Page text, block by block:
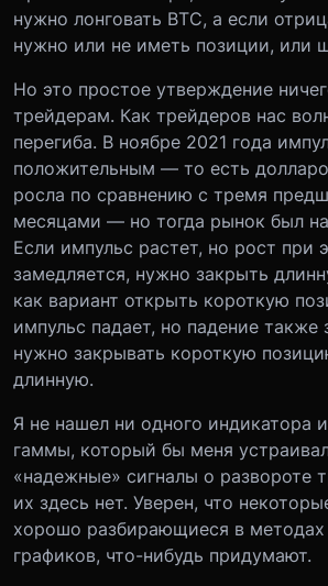
нужно лонговать BTC, а если
нужно или не иметь позиции, или
Но это простое утверждение
трейдерам. Как трейдеров нас
перегиба. В ноябре 2021 года
положительным — то есть
росла по сравнению с тремя
месяцами — но тогда рынок был
Если импульс растет, но рост при
замедляется, нужно закрыть
как вариант открыть короткую
импульс падает, но падение также
нужно закрывать короткую
длинную.
Я не нашел ни одного индикатора
гаммы, который бы меня
«надежные» сигналы о развороте
их здесь нет. Уверен, что
хорошо разбирающиеся в методах
графиков, что-нибудь придумают.